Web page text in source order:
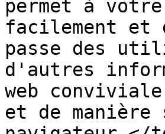
permet à
facilement et
passe des
d'autres
web
et de manière